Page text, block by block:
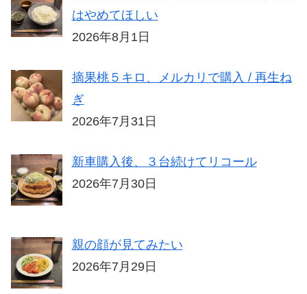
はやめてほしい
2026年8月1日
摘果桃５キロ、メルカリで購入 / 再生ね
ぎ
2026年7月31日
新車購入後、３台続けてリコール
2026年7月30日
親の顔が見てみたい
2026年7月29日